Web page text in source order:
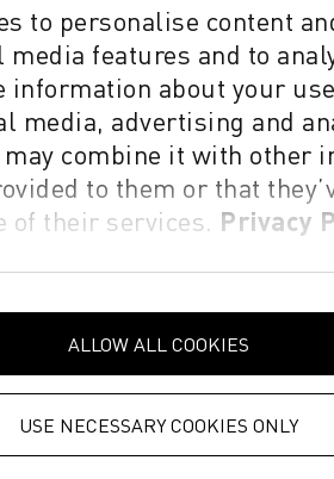
to personalise content
media features and to
information about your
media, advertising and
combine it with other
to them or that
of their services. Privacy
ALLOW ALL COOKIES
USE NECESSARY COOKIES ONLY
Project Manager, P5 X
COMPANY